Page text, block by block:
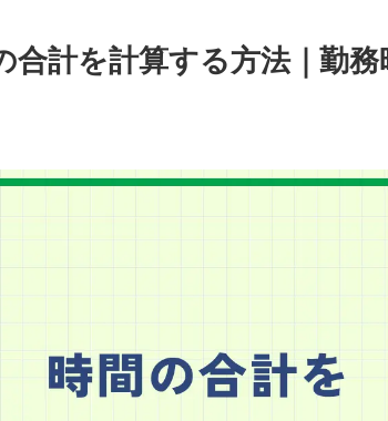
合計を計算する方法｜勤